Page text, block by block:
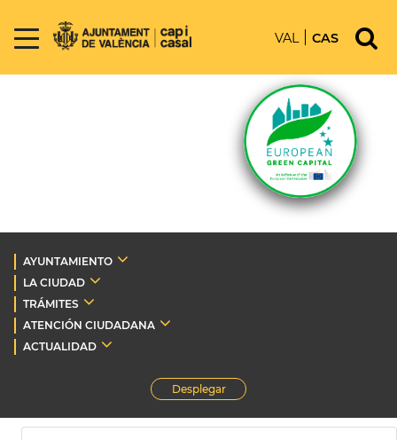
VAL CAS
AYUNTAMIENTO
LA CIUDAD
TRÁMITES
ATENCIÓN CIUDADANA
ACTUALIDAD
Desplegar